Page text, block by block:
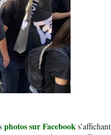
photos sur Facebooks’affichant